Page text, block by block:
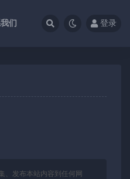
们 登录
、发布本站内容到任何网